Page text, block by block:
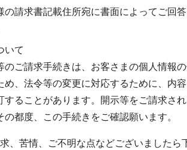
の請求書記載住所宛に書面によってご回
いて
のご請求手続きは、お客さまの個人情報
め、法令等の変更に対応するために、内
することがあります。開示等をご請求さ
の都度、この手続きをご確認願います。
、苦情、ご不明な点などございましたら